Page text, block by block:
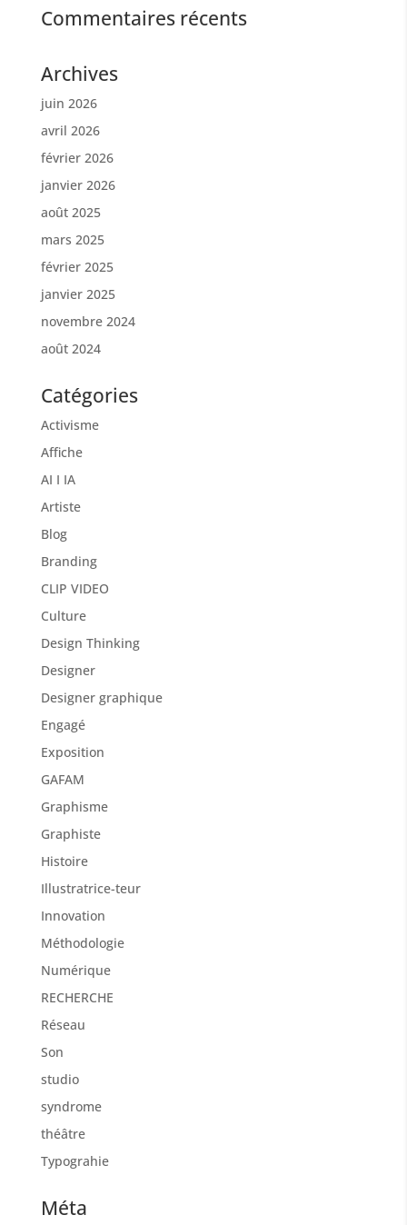
Commentaires récents
Archives
juin 2026
avril 2026
février 2026
janvier 2026
août 2025
mars 2025
février 2025
janvier 2025
novembre 2024
août 2024
Catégories
Activisme
Affiche
AI I IA
Artiste
Blog
Branding
CLIP VIDEO
Culture
Design Thinking
Designer
Designer graphique
Engagé
Exposition
GAFAM
Graphisme
Graphiste
Histoire
Illustratrice-teur
Innovation
Méthodologie
Numérique
RECHERCHE
Réseau
Son
studio
syndrome
théâtre
Typograhie
Méta